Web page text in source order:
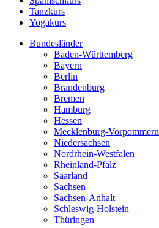
Tanzkurs
Yogakurs
Bundesländer
Baden-Württemberg
Bayern
Berlin
Brandenburg
Bremen
Hamburg
Hessen
Mecklenburg-Vorpommern
Niedersachsen
Nordrhein-Westfalen
Rheinland-Pfalz
Saarland
Sachsen
Sachsen-Anhalt
Schleswig-Holstein
Thüringen